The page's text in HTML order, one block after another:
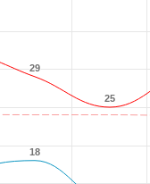
29
29
25
25
18
18